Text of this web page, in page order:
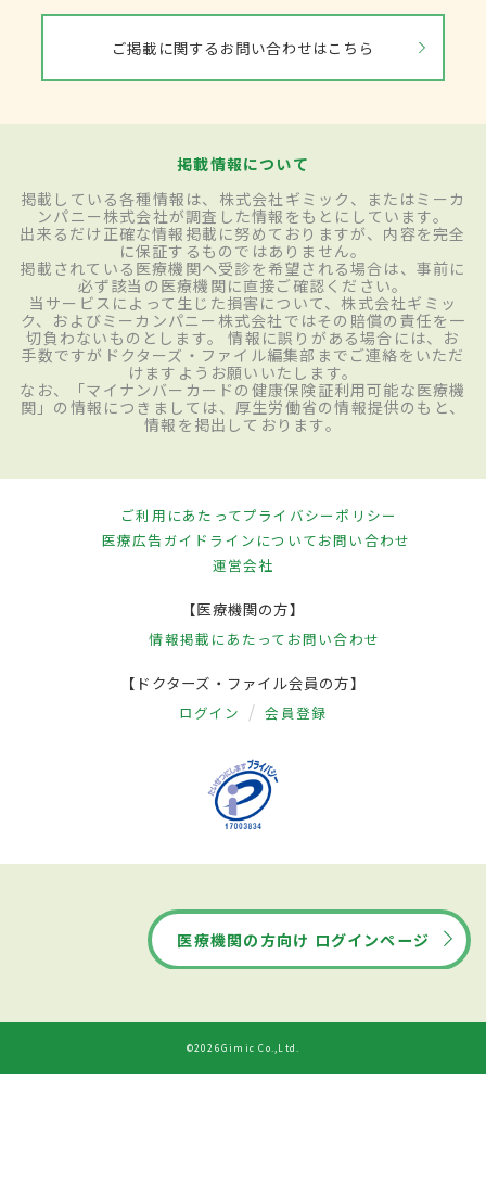
ご掲載に関するお問い合わせはこちら
掲載情報について
掲載している各種情報は、株式会社ギミック、またはミーカ
ンパニー株式会社が調査した情報をもとにしています。
出来るだけ正確な情報掲載に努めておりますが、内容を完全
に保証するものではありません。
掲載されている医療機関へ受診を希望される場合は、事前に
必ず該当の医療機関に直接ご確認ください。
当サービスによって生じた損害について、株式会社ギミッ
ク、およびミーカンパニー株式会社ではその賠償の責任を一
切負わないものとします。 情報に誤りがある場合には、お
手数ですがドクターズ・ファイル編集部までご連絡をいただ
けますようお願いいたします。
なお、「マイナンバーカードの健康保険証利用可能な医療機
関」の情報につきましては、厚生労働省の情報提供のもと、
情報を掲出しております。
ご利用にあたってプライバシーポリシー
医療広告ガイドラインについてお問い合わせ
運営会社
【医療機関の方】
情報掲載にあたって お問い合わせ
【ドクターズ・ファイル会員の方】
ログイン 会員登録
医療機関の方向け ログインページ
©2026Gimic Co.,Ltd.